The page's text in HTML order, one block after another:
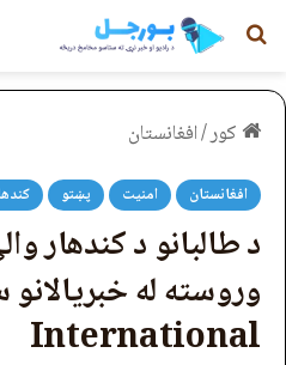
لټون
کور/افغانستان
افغانستان امنیت پښتو
د طالبانو د کندهار
International